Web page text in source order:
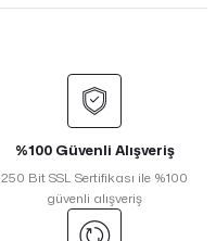
%100 Güvenli Alışveriş
250 Bit SSL Sertifikası ile %100
güvenli alışveriş